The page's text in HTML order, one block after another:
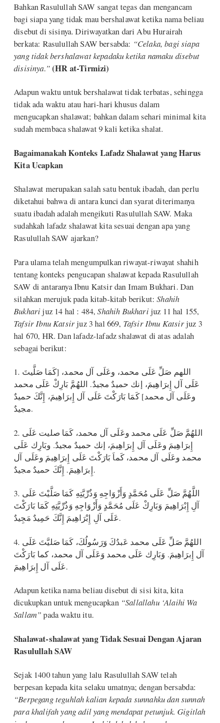
Bahkan Rasulullah SAW sangat tegas dan mengancam
bagi siapa yang tidak mau bershalawat ketika nama beliau
disebut di sisinya. Diriwayatkan dari Abu Hurairah
berkata: Rasulullah SAW bersabda: “Celaka, bagi siapa
yang tidak bershalawat kepadaku ketika namaku disebut
disisinya.”(HR at-Tirmizi)
Adapun waktu untuk bershalawat tidak terbatas, sehingga
tidak ada waktu atau hari-hari khusus dalam
mengucapkan shalawat; bahkan dalam sehari minimal kita
sudah membaca shalawat 9 kali ketika shalat.
Bagaimanakah Konteks Lafadz Shalawat yang Harus
Kita Ucapkan
Shalawat merupakan salah satu bentuk ibadah, dan perlu
diketahui bahwa di antara kunci dan syarat diterimanya
suatu ibadah adalah mengikuti Rasulullah SAW. Maka
sudahkah lafadz shalawat kita sesuai dengan apa yang
Rasulullah SAW ajarkan?
Para ulama telah mengumpulkan riwayat-riwayat shahih
tentang konteks pengucapan shalawat kepada Rasulullah
SAW di antaranya Ibnu Katsir dan Imam Bukhari. Dan
silahkan merujuk pada kitab-kitab berikut:Shahih
Bukharijuz 14 hal : 484,Shahih Bukharijuz 11 hal 155,
Tafsir Ibnu Katsirjuz 3 hal 669, Tafsir Ibnu Katsirjuz 3
hal 670, HR. Dan lafadz-lafadz shalawat di atas adalah
sebagai berikut:
1. اللهم صَلِّ عَلَى محمد، وعَلَى آل محمد، [كَمَا صَلَّيتَ
عَلَى آل إِبرَاهِيمَ، إنك حميدٌ مجيدٌ. اللهُمَّ بَارِكْ عَلَى محمد
وعَلَى آل محمد] كَمَا بَارَكْتَ عَلَى آل إِبرَاهِيمَ، إِنَّكَ حميدٌ
مجيدٌ.
2. اللهُمَّ صَلِّ عَلَى محمد وعَلَى آل محمد، كَمَا صليت عَلَى
إِبرَاهِيمَ وعَلَى آل إِبرَاهِيمَ، إنك حميدٌ مجيدٌ. وبَارِك عَلَى
محمد وعَلَى آل محمد، كَماَ بَارَكْتَ عَلَى إِبرَاهِيمَ وعَلَى آل
إِبرَاهِيمَ. إِنَّكَ حميدٌ مجيدٌ.
3. اللَّهُمَّ صَلِّ عَلَى مُحَمَّدٍ وَأَزْوَاجِهِ وَذُرِّيَّتِهِ كَمَا صَلَّيْتَ عَلَى
آلِ إِبْرَاهِيمَ وَبَارِكْ عَلَى مُحَمَّدٍ وَأَزْوَاجِهِ وَذُرِّيَّتِهِ كَمَا بَارَكْتَ
عَلَى آلِ إِبْرَاهِيمَ إِنَّكَ حَمِيدٌ مَجِيدٌ.
4. اللهُمَّ صَلِّ عَلَى محمد عَبدُكَ وَرَسُولُكَ، كَمَا صَليَّتَ عَلَى
آل إِبرَاهِيمَ. وَبَارِك عَلَى محمد وَعَلَى آل محمد، كما بَارَكْتَ
عَلَى آل إِبرَاهِيمَ.
Adapun ketika nama beliau disebut di sisi kita, kita
dicukupkan untuk mengucapkan “Sallallahu ‘Alaihi Wa
Sallam”pada waktu itu.
Shalawat-shalawat yang Tidak Sesuai Dengan Ajaran
Rasulullah SAW
Sejak 1400 tahun yang lalu Rasulullah SAW telah
berpesan kepada kita selaku umatnya; dengan bersabda:
“Berpegang teguhlah kalian kepada sunnahku dan sunnah
para khalifah yang adil yang mendapat petunjuk. Gigitlah